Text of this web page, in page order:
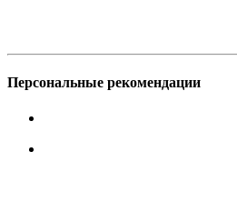
Персональные рекомендации